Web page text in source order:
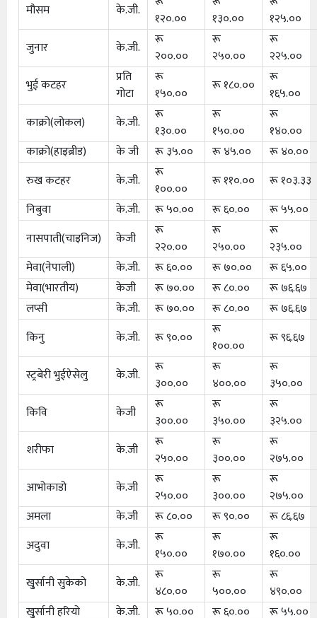
मौसम
के.जी.
१२०.००
१३०.००
१२५.००
जुनार
के.जी.
रू
२००.००
रू
२५०.००
रू
२२५.००
भुई कटहर
प्रति
गोटा
रू
१५०.००
रू १८०.००
रू
१६५.००
काक्रो(लोकल)
के.जी.
रू
१३०.००
रू
१५०.००
रू
१४०.००
काक्रो(हाइब्रीड)
के जी रू ३५.०० रू ४५.००
रू ४०.००
रुख कटहर
के.जी.
रू
१००.००
रू ११०.००
रू १०३.३३
निबुवा
के.जी. रू ५०.०० रू ६०.००
रू ५५.००
नासपाती(चाइनिज)
केजी
रू
२२०.००
रू
२५०.००
रू
२३५.००
मेवा(नेपाली)
के.जी. रू ६०.०० रू ७०.००
रू ६५.००
मेवा(भारतीय)
केजी रू ७०.०० रू ८०.००
रू ७६.६७
लप्सी
के.जी. रू ७०.०० रू ८०.००
रू ७६.६७
किनु
के.जी. रू ९०.००
रू
१००.००
रू ९६.६७
स्ट्रबेरी भुईऐसेलु
के.जी.
रू
३००.००
रू
४००.००
रू
३५०.००
किवि
केजी
रू
३००.००
रू
३५०.००
रू
३२५.००
शरीफा
के‍.जी
रू
२५०.००
रू
३००.००
रू
२७५.००
आभोकाडो
के.जी
रू
२५०.००
रू
३००.००
रू
२७५.००
अमला
के.जी रू ८०.०० रू ९०.००
रू ८६.६७
अदुवा
के.जी.
रू
१५०.००
रू
१७०.००
रू
१६०.००
खु्र्सानी सुकेको
के.जी.
रू
४८०.००
रू
५००.००
रू
४९०.००
खु्र्सानी हरियो
के.जी. रू ५०.०० रू ६०.००
रू ५५.००